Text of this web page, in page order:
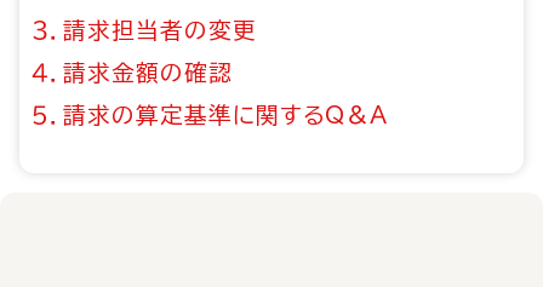
３．請求担当者の変更
４．請求金額の確認
５．請求の算定基準に関するQ＆A